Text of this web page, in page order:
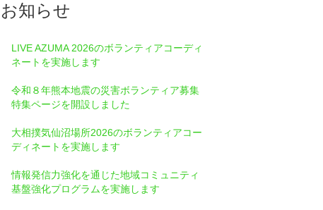
お知らせ
LIVE AZUMA 2026のボランティアコーディ
ネートを実施します
令和８年熊本地震の災害ボランティア募集
特集ページを開設しました
大相撲気仙沼場所2026のボランティアコー
ディネートを実施します
情報発信⼒強化を通じた地域コミュニティ
基盤強化プログラムを実施します